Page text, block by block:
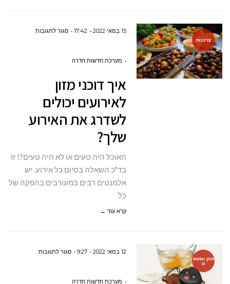
צרכנות
15 במאי 2022 17:42 סגור לתגובותעל
לשדרג
שלך?
מערכת חדשות חדרה
איך דוכני מזון
לאירועים יכולים
לשדרג את האירוע
שלך?
האוכל היה טעים או לא היה טעים?! זו
בד"כ השאלה בסיום כל אירוע. יש
אלמנטים רבים במעורבים בהפקה של
כל
קרא עוד ←
חוק ומשפ
ט
12 במאי 2022 9:27 סגור לתגובותעל
מערכת חדשות חדרה